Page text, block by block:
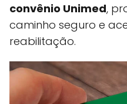
convênio Unimed,
caminho seguro e
reabilitação.